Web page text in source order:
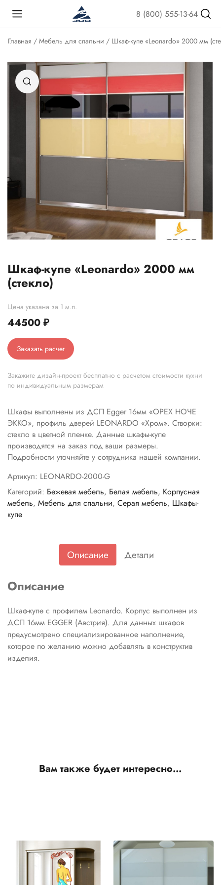
8 (800) 555-13-64
Главная / Мебель для спальни / Шкаф-купе «Leonardo» 2000 мм
Шкаф-купе «Leonardo» 2000 мм
(стекло)
Цена указана за 1 м.п.
44500 ₽
Заказать расчет
Закажите дизайн-проект бесплатно с расчетом стоимости кухни
по индивидуальным размерам
Шкафы выполнены из ДСП Egger 16мм «ОРЕХ НОЧЕ
ЭККО», профиль дверей LEONARDO «Хром». Створки:
стекло в цветной пленке. Данные шкафы-купе
производятся на заказ под ваши размеры.
Подробности уточняйте у сотрудника нашей компании.
Артикул: LEONARDO-2000-G
Категорий: Бежевая мебель, Белая мебель, Корпусная
мебель, Мебель для спальни, Серая мебель, Шкафы-
купе
Описание Детали
Описание
Шкаф-купе с профилем Leonardo. Корпус выполнен из
ДСП 16мм EGGER (Австрия). Для данных шкафов
предусмотрено специализированное наполнение,
которое по желанию можно добавлять в конструктив
изделия.
Вам также будет интересно…